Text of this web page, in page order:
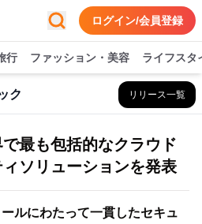
ログイン/会員登録
行 ファッション・美容 ライフスタ
ク リリース一覧
最も包括的なクラウド
ソリューションを発表
ルにわたって一貫したセキュ